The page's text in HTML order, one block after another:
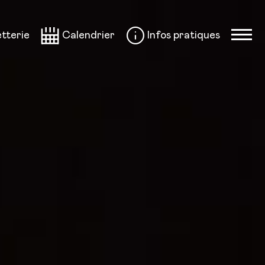
Calendrier Infos pratiques